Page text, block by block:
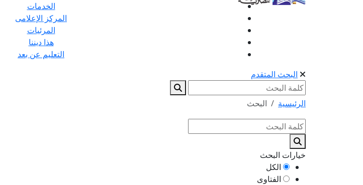
الخدمات
المركز الإعلامى
المرئيات
هذا ديننا
التعليم عن بعد
البحث المتقدم
الرئيسية البحث
خيارات البحث
الكل
الفتاوى